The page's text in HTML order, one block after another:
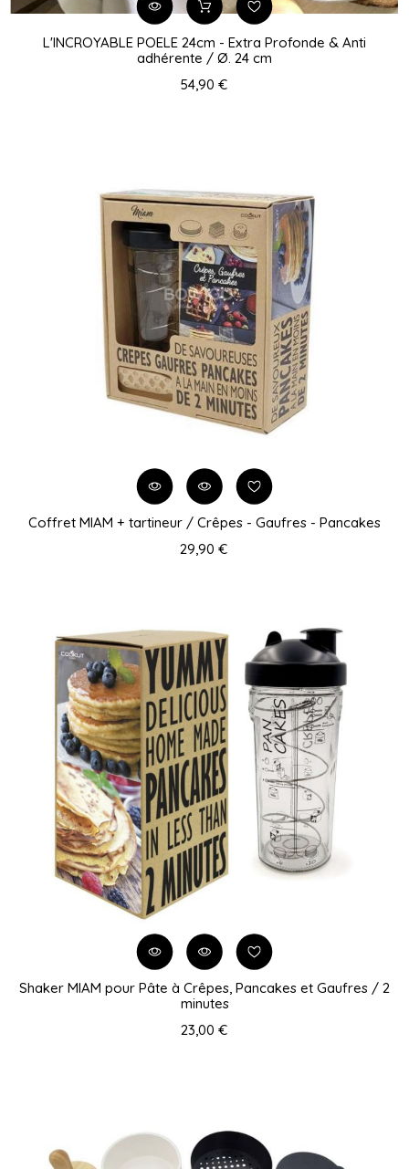
L'INCROYABLE POELE 24cm - Extra Profonde & Anti
adhérente / Ø. 24 cm
54,90 €
Coffret MIAM + tartineur / Crêpes - Gaufres - Pancakes
29,90 €
Shaker MIAM pour Pâte à Crêpes, Pancakes et Gaufres / 2
minutes
23,00 €